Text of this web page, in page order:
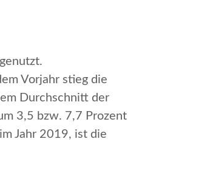
Vorjahr stieg die
Durchschnitt der
3,5 bzw. 7,7 Prozent
Jahr 2019, ist die